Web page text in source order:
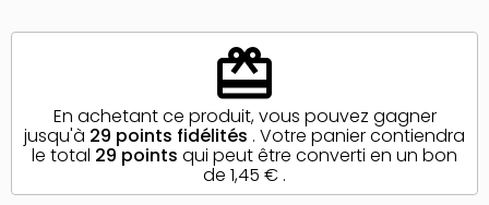
redeem
En achetant ce produit, vous pouvez gagner
jusqu'à 29 points fidélités . Votre panier contiendra
le total 29 points qui peut être converti en un bon
de 1,45 € .